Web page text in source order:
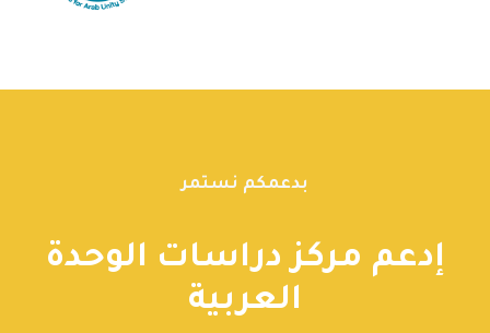
بدعمكم نستمر
إدعم مركز دراسات الوحدة
العربية